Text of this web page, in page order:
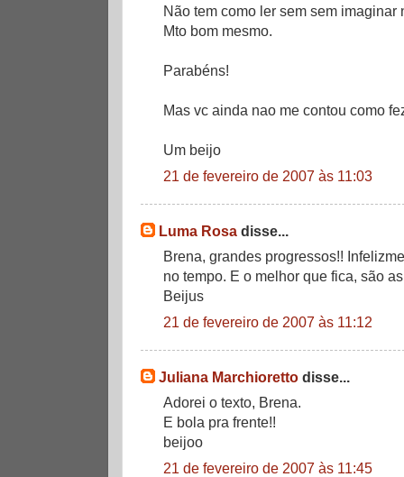
Não tem como ler sem sem
Mto bom mesmo.
Parabéns!
Mas vc ainda nao me contou como
Um beijo
21 de fevereiro de 2007 às 11:03
Luma Rosa disse...
Brena, grandes progressos!!
no tempo. E o melhor que fica, são
Beijus
21 de fevereiro de 2007 às 11:12
Juliana Marchioretto disse...
Adorei o texto, Brena.
E bola pra frente!!
beijoo
21 de fevereiro de 2007 às 11:45